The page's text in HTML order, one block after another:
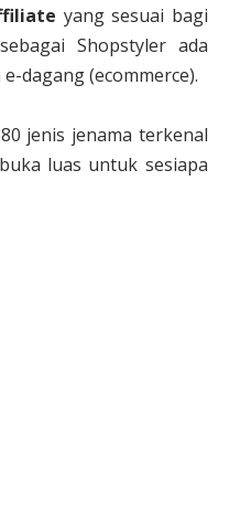
yang sesuai bagi
Shopstyler ada
dagang (ecommerce).
jenis jenama terkenal
luas untuk sesiapa